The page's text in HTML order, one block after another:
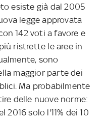
esiste già dal 2005
legge approvata
142 voti a favore e
ristrette le aree in
sono
maggior parte dei
Ma probabilmente
delle nuove norme:
solo l'11% dei 10